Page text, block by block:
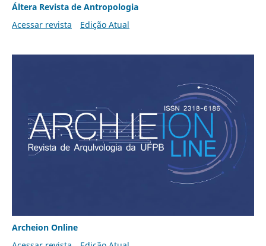
Áltera Revista de Antropologia
Acessar revista
Edição Atual
Archeion Online